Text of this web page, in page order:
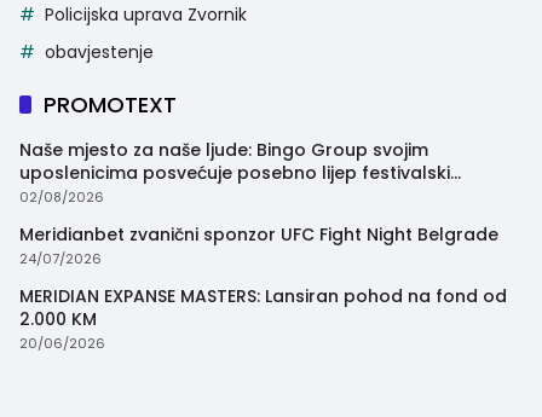
Policijska uprava Zvornik
obavjestenje
PROMOTEXT
Naše mjesto za naše ljude: Bingo Group svojim
uposlenicima posvećuje posebno lijep festivalski
trenutak
02/08/2026
Meridianbet zvanični sponzor UFC Fight Night Belgrade
24/07/2026
MERIDIAN EXPANSE MASTERS: Lansiran pohod na fond od
2.000 KM
20/06/2026